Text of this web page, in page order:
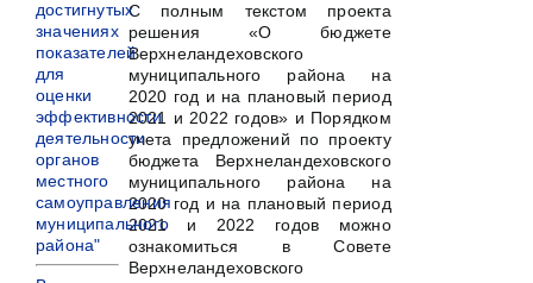
С полным текстом проекта
решения «О бюджете
Верхнеландеховского
муниципального района на
2020 год и на плановый период
2021 и 2022 годов» и Порядком
учета предложений по проекту
бюджета Верхнеландеховского
муниципального района на
2020 год и на плановый период
2021 и 2022 годов можно
ознакомиться в Совете
Верхнеландеховского
достигнутых
значениях
показателей
для
оценки
эффективности
деятельности
органов
местного
самоуправления
муниципального
района"